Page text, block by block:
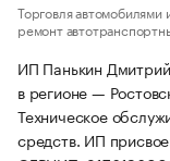
Торговля автомобилями
ремонт
ИП Панькин
в регионе —
Техническое
средств. ИП